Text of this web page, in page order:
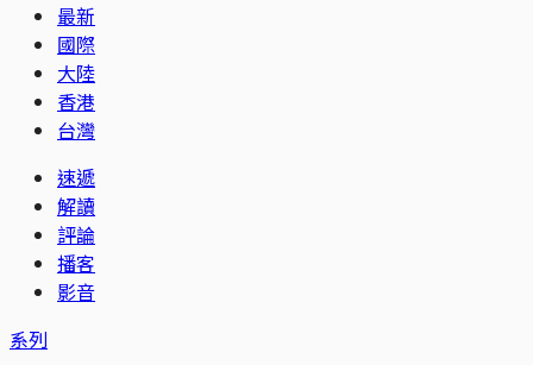
最新
國際
大陸
香港
台灣
速遞
解讀
評論
播客
影音
系列